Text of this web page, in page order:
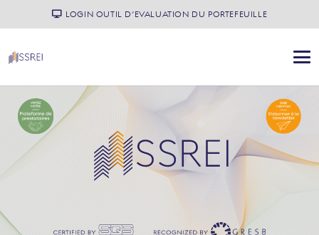
LOGIN OUTIL D’EVALUATION DU PORTEFEUILLE